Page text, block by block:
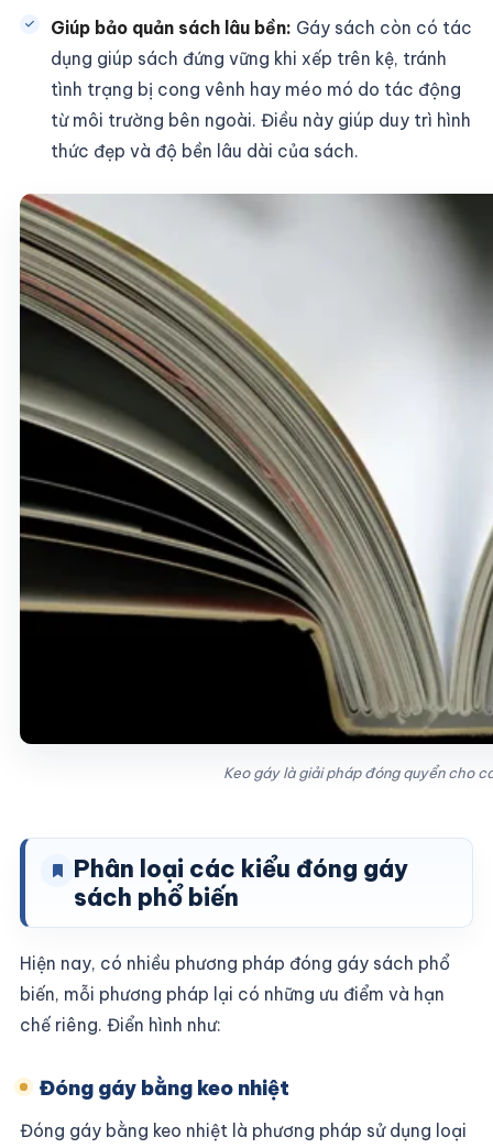
Giúp bảo quản sách lâu bền: Gáy sách còn có tác
dụng giúp sách đứng vững khi xếp trên kệ, tránh
tình trạng bị cong vênh hay méo mó do tác động
từ môi trường bên ngoài. Điều này giúp duy trì hình
thức đẹp và độ bền lâu dài của sách.
Keo gáy là giải pháp đóng quyển cho
Phân loại các kiểu đóng gáy
sách phổ biến
Hiện nay, có nhiều phương pháp đóng gáy sách phổ
biến, mỗi phương pháp lại có những ưu điểm và hạn
chế riêng. Điển hình như:
Đóng gáy bằng keo nhiệt
Đóng gáy bằng keo nhiệt là phương pháp sử dụng loại